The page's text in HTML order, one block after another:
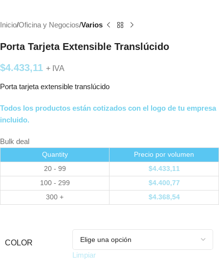
Inicio Oficina y Negocios Varios
Porta Tarjeta Extensible Translúcido
$4.433,11 + IVA
Porta tarjeta extensible translúcido
Todos los productos están cotizados con el logo de tu empresa
incluido.
Bulk deal
Quantity
Precio por volumen
20 - 99
$4.433,11
100 - 299
$4.400,77
300 +
$4.368,54
COLOR
Limpiar